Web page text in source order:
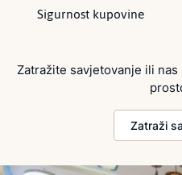
Sigurnost kupovine
Zatražite savjetovanje ili
Zatraži